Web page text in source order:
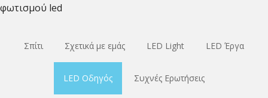
φωτισμού led
Σπίτι Σχετικά με εμάς LED Light LED Έργα
LED Οδηγός Συχνές Ερωτήσεις